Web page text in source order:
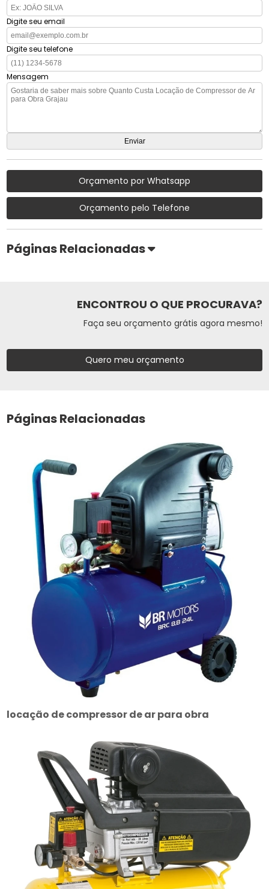
Digite seu email
Digite seu telefone
Mensagem
Orçamento por Whatsapp
Orçamento pelo Telefone
Páginas Relacionadas
ENCONTROU O QUE PROCURAVA?
Faça seu orçamento grátis agora mesmo!
Quero meu orçamento
Páginas Relacionadas
locação de compressor de ar para obra